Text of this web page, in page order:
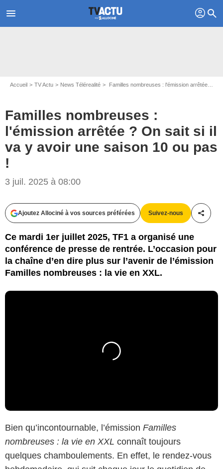
menu profil search
Accueil TV Actu News Télérealité Familles nombreuses : l'émission arrêtée ? On sait si il va y avoir une saison 10 ou pas !
Familles nombreuses :
l'émission arrêtée ? On sait si il
va y avoir une saison 10 ou pas
!
3 juil. 2025 à 08:00
Ajoutez Allociné à vos sources préférées Suivez-nous
Ce mardi 1er juillet 2025, TF1 a organisé une
conférence de presse de rentrée. L’occasion pour
la chaîne d’en dire plus sur l’avenir de l’émission
Familles nombreuses : la vie en XXL.
Bien qu’incontournable, l’émission Familles
nombreuses : la vie en XXL connaît toujours
quelques chamboulements. En effet, le rendez-vous